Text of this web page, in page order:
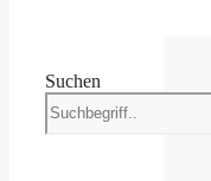
Suchen